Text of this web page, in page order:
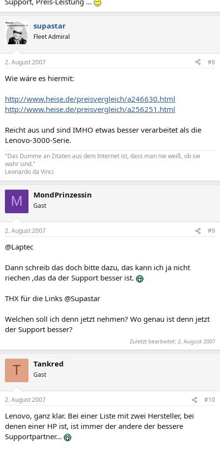
supastar
Fleet Admiral
2. August 2007 #8
Wie wäre es hiermit:
http://www.heise.de/preisvergleich/a246630.html
http://www.heise.de/preisvergleich/a256251.html
Reicht aus und sind IMHO etwas besser verarbeitet als die
Lenovo-3000-Serie.
"Das Dumme an Zitaten aus dem Internet ist, dass man nie weiß, ob sie
wahr sind."
Leonardo da Vinci
M MondPrinzessin
Gast
2. August 2007 #9
@Laptec
Dann schreib das doch bitte dazu, das kann ich ja nicht
riechen ,das da der Support besser ist.
THX für die Links @Supastar
Welchen soll ich denn jetzt nehmen? Wo genau ist denn jetzt
der Support besser?
Zuletzt bearbeitet: 2. August 2007
T Tankred
Gast
2. August 2007 #10
Lenovo, ganz klar. Bei einer Liste mit zwei Hersteller, bei
denen einer HP ist, ist immer der andere der bessere
Supportpartner...